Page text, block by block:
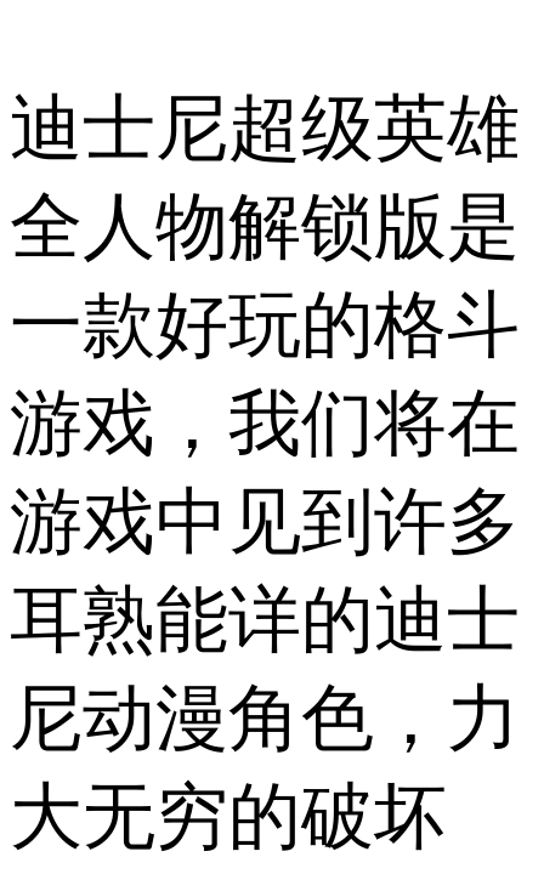
迪士尼超级英雄
全人物解锁版是
一款好玩的格斗
游戏，我们将在
游戏中见到许多
耳熟能详的迪士
尼动漫角色，力
大无穷的破坏